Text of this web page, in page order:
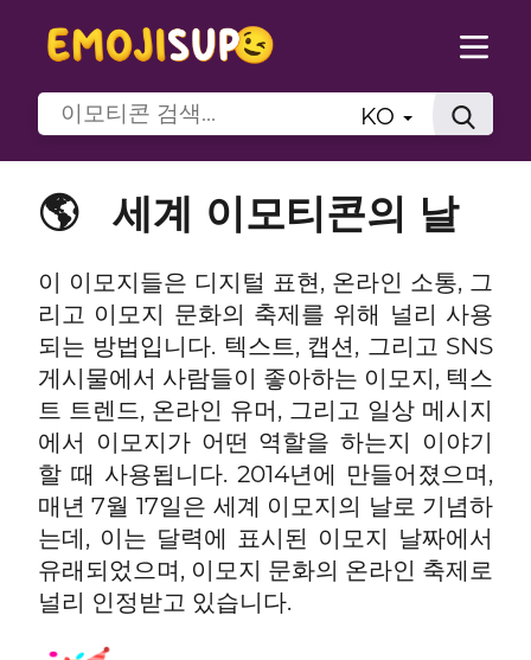
KO
🌎 세계 이모티콘의 날
이 이모지들은 디지털 표현, 온라인 소통, 그
리고 이모지 문화의 축제를 위해 널리 사용
되는 방법입니다. 텍스트, 캡션, 그리고 SNS
게시물에서 사람들이 좋아하는 이모지, 텍스
트 트렌드, 온라인 유머, 그리고 일상 메시지
에서 이모지가 어떤 역할을 하는지 이야기
할 때 사용됩니다. 2014년에 만들어졌으며,
매년 7월 17일은 세계 이모지의 날로 기념하
는데, 이는 달력에 표시된 이모지 날짜에서
유래되었으며, 이모지 문화의 온라인 축제로
널리 인정받고 있습니다.